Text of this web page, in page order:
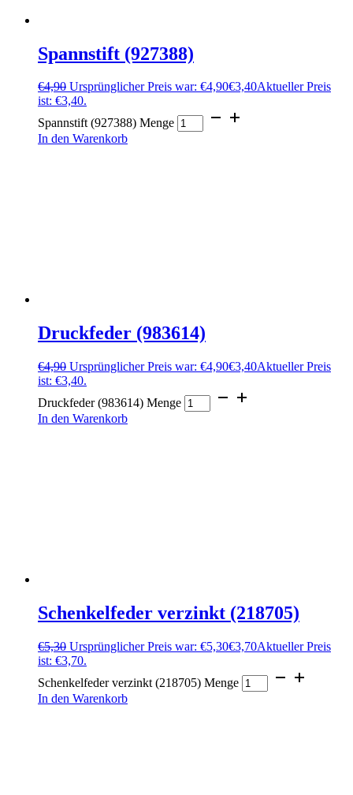
Spannstift (927388)
€4,90 Ursprünglicher Preis war: €4,90€3,40Aktueller Preis
ist: €3,40.
Spannstift (927388) Menge
In den Warenkorb
Druckfeder (983614)
€4,90 Ursprünglicher Preis war: €4,90€3,40Aktueller Preis
ist: €3,40.
Druckfeder (983614) Menge
In den Warenkorb
Schenkelfeder verzinkt (218705)
€5,30 Ursprünglicher Preis war: €5,30€3,70Aktueller Preis
ist: €3,70.
Schenkelfeder verzinkt (218705) Menge
In den Warenkorb